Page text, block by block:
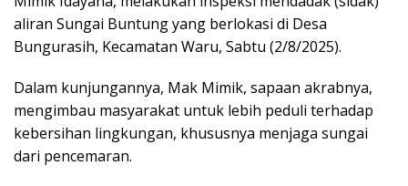
aliran Sungai Buntung yang berlokasi di Desa
Bungurasih, Kecamatan Waru, Sabtu (2/8/2025).
Dalam kunjungannya, Mak Mimik, sapaan akrabnya,
mengimbau masyarakat untuk lebih peduli terhadap
kebersihan lingkungan, khususnya menjaga sungai
dari pencemaran.